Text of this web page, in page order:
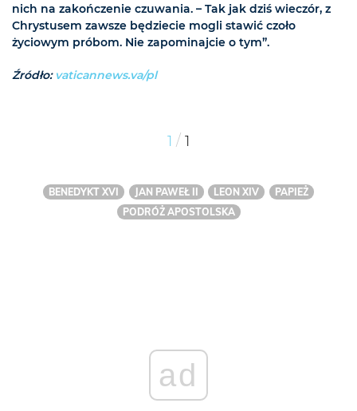
nich na zakończenie czuwania. – Tak jak dziś wieczór, z
Chrystusem zawsze będziecie mogli stawić czoło
życiowym próbom. Nie zapominajcie o tym”.
Źródło:vaticannews.va/pl
1 / 1
BENEDYKT XVI JAN PAWEŁ II LEON XIV
PAPIEŻ
PODRÓŻ APOSTOLSKA
ad